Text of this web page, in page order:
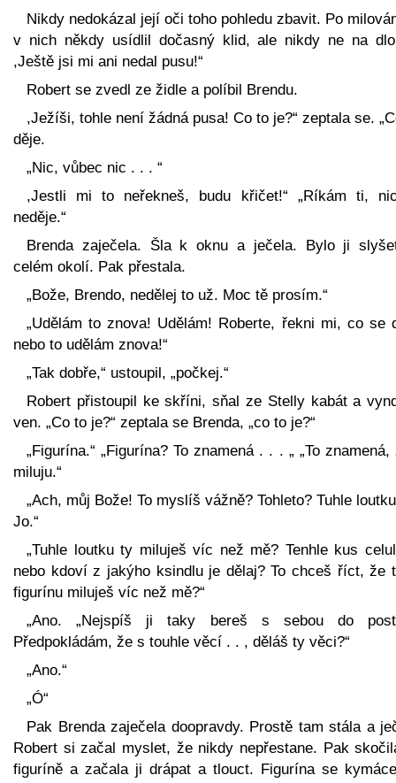
Nikdy nedokázal její oči toho pohledu zbavit. Po
v nich někdy usídlil dočasný klid, ale nikdy ne na
,Ještě jsi mi ani nedal pusu!“
Robert se zvedl ze židle a políbil Brendu.
,Ježíši, tohle není žádná pusa! Co to je?“ zeptala se.
děje.
„Nic, vůbec nic . . . “
,Jestli mi to neřekneš, budu křičet!“ „Ríkám ti,
neděje.“
Brenda zaječela. Šla k oknu a ječela. Bylo ji
celém okolí. Pak přestala.
„Bože, Brendo, nedělej to už. Moc tě prosím.“
„Udělám to znova! Udělám! Roberte, řekni mi, co se
nebo to udělám znova!“
„Tak dobře,“ ustoupil, „počkej.“
Robert přistoupil ke skříni, sňal ze Stelly kabát a
ven. „Co to je?“ zeptala se Brenda, „co to je?“
„Figurína.“ „Figurína? To znamená . . . „ „To
miluju.“
„Ach, můj Bože! To myslíš vážně? Tohleto? Tuhle
Jo.“
„Tuhle loutku ty miluješ víc než mě? Tenhle kus
nebo kdoví z jakýho ksindlu je dělaj? To chceš říct, že
figurínu miluješ víc než mě?“
„Ano. „Nejspíš ji taky bereš s sebou do
Předpokládám, že s touhle věcí . . , děláš ty věci?“
„Ano.“
„Ó“
Pak Brenda zaječela doopravdy. Prostě tam stála a
Robert si začal myslet, že nikdy nepřestane. Pak
figuríně a začala ji drápat a tlouct. Figurína se